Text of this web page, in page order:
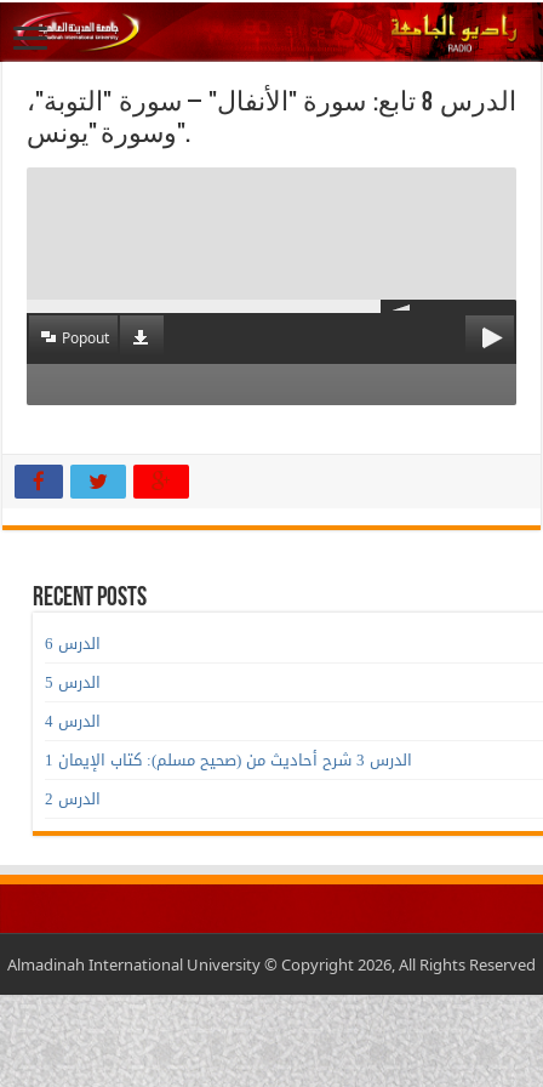
الدرس 8 تابع: سورة "الأنفال" – سورة "التوبة"،
وسورة "يونس".
Popout
Recent Posts
الدرس 6
الدرس 5
الدرس 4
الدرس 3 شرح أحاديث من (صحيح مسلم): كتاب الإيمان 1
الدرس 2
Almadinah International University © Copyright 2026, All Rights Reserved